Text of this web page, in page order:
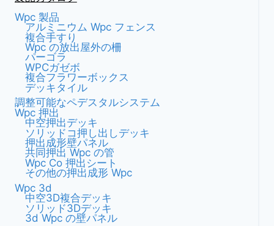
Wpc 製品
アルミニウム Wpc フェンス
複合手すり
Wpc の放出屋外の柵
パーゴラ
WPCガゼボ
複合フラワーボックス
デッキタイル
調整可能なペデスタルシステム
Wpc 押出
中空押出デッキ
ソリッドコ押し出しデッキ
押出成形壁パネル
共同押出 Wpc の管
Wpc Co 押出シート
その他の押出成形 Wpc
Wpc 3d
中空3D複合デッキ
ソリッド3Dデッキ
3d Wpc の壁パネル